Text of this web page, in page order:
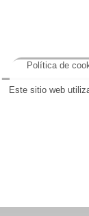
Este sitio web
Política de